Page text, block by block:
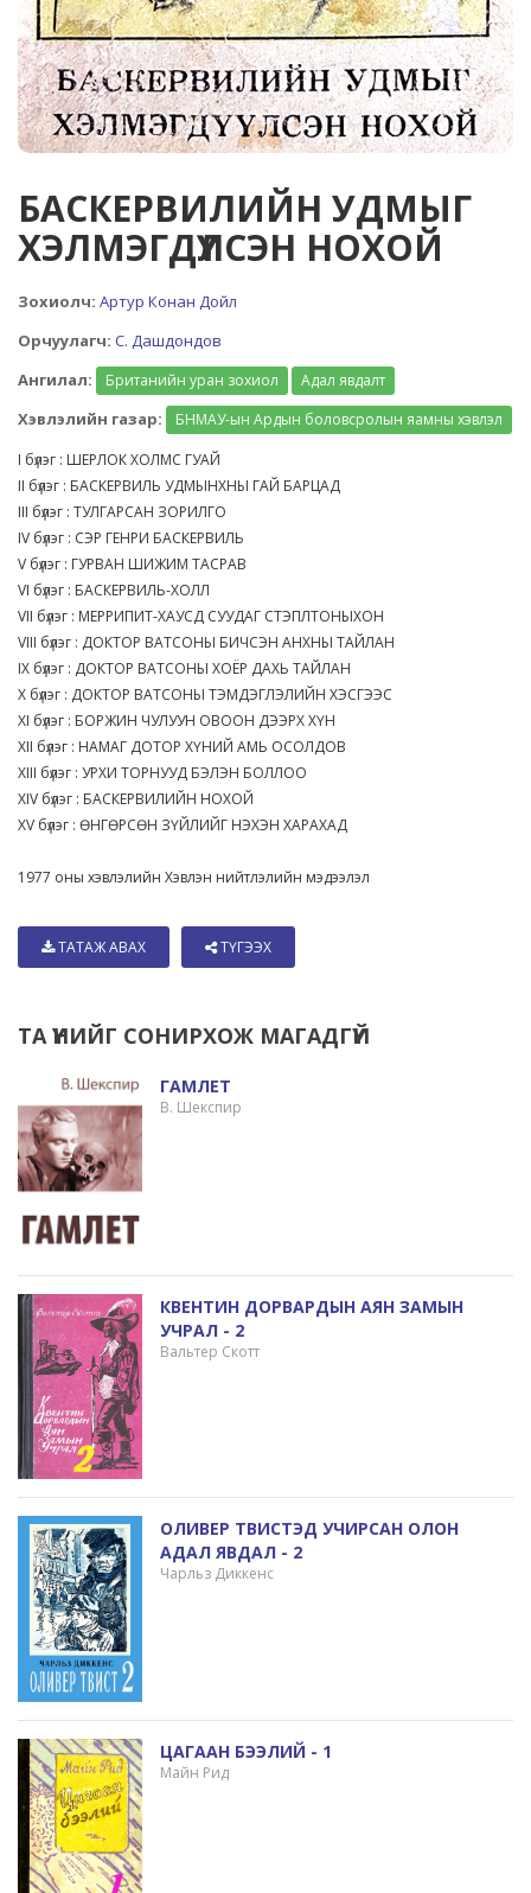
БАСКЕРВИЛИЙН УДМЫГ
ХЭЛМЭГДҮҮЛСЭН НОХОЙ
Зохиолч: Артур Конан Дойл
Орчуулагч: С. Дашдондов
Ангилал:
Британийн уран зохиол Адал явдалт
Хэвлэлийн газар:
БНМАУ-ын Ардын боловсролын яамны хэвлэл
I бүлэг : ШЕРЛОК ХОЛМС ГУАЙ
II бүлэг : БАСКЕРВИЛЬ УДМЫНХНЫ ГАЙ БАРЦАД
III бүлэг : ТУЛГАРСАН ЗОРИЛГО
IV бүлэг : СЭР ГЕНРИ БАСКЕРВИЛЬ
V бүлэг : ГУРВАН ШИЖИМ ТАСРАВ
VI бүлэг : БАСКЕРВИЛЬ-ХОЛЛ
VII бүлэг : МЕРРИПИТ-ХАУСД СУУДАГ СТЭПЛТОНЫХОН
VIII бүлэг : ДОКТОР ВАТСОНЫ БИЧСЭН АНХНЫ ТАЙЛАН
IX бүлэг : ДОКТОР ВАТСОНЫ ХОЁР ДАХЬ ТАЙЛАН
X бүлэг : ДОКТОР ВАТСОНЫ ТЭМДЭГЛЭЛИЙН ХЭСГЭЭС
XI бүлэг : БОРЖИН ЧУЛУУН ОВООН ДЭЭРХ ХҮН
XII бүлэг : НАМАГ ДОТОР ХҮНИЙ АМЬ ОСОЛДОВ
XIII бүлэг : УРХИ ТОРНУУД БЭЛЭН БОЛЛОО
XIV бүлэг : БАСКЕРВИЛИЙН НОХОЙ
XV бүлэг : ӨНГӨРСӨН ЗҮЙЛИЙГ НЭХЭН ХАРАХАД
1977 оны хэвлэлийн Хэвлэн нийтлэлийн мэдээлэл
ТАТАЖ АВАХ ТҮГЭЭХ
ТА ҮҮНИЙГ СОНИРХОЖ МАГАДГҮЙ
ГАМЛЕТ
В. Шекспир
КВЕНТИН ДОРВАРДЫН АЯН ЗАМЫН
УЧРАЛ - 2
Вальтер Скотт
ОЛИВЕР ТВИСТЭД УЧИРСАН ОЛОН
АДАЛ ЯВДАЛ - 2
Чарльз Диккенс
ЦАГААН БЭЭЛИЙ - 1
Майн Рид